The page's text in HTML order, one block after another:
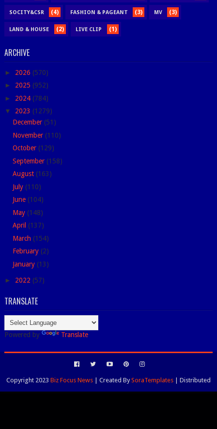
SOCITY&CSR (4) FASHION & PAGEANT (3) MV (3)
LAND & HOUSE (2) LIVE CLIP (1)
ARCHIVE
► 2026 (570)
► 2025 (952)
► 2024 (784)
▼ 2023 (1279)
December (51)
November (110)
October (129)
September (158)
August (163)
July (110)
June (104)
May (148)
April (137)
March (154)
February (2)
January (13)
► 2022 (57)
TRANSLATE
Powered by Translate
Copyright 2023 Biz Focus News| Created BySoraTemplates| Distributed